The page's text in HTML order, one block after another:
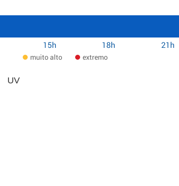
15h 18h 21h
muito alto extremo
UV